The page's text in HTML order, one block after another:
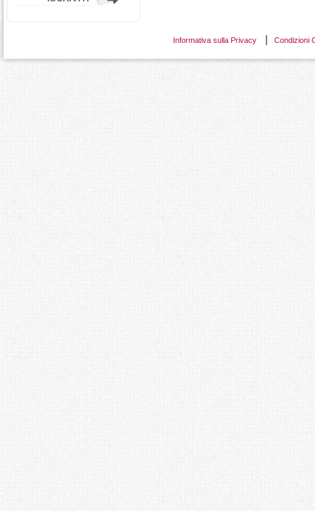
Informativa sulla Privacy Condizioni